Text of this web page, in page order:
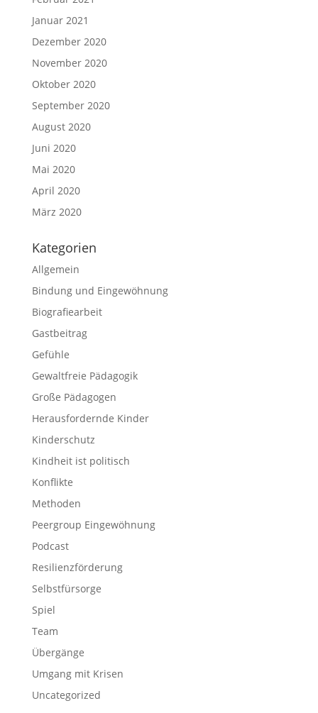
Januar 2021
Dezember 2020
November 2020
Oktober 2020
September 2020
August 2020
Juni 2020
Mai 2020
April 2020
März 2020
Kategorien
Allgemein
Bindung und Eingewöhnung
Biografiearbeit
Gastbeitrag
Gefühle
Gewaltfreie Pädagogik
Große Pädagogen
Herausfordernde Kinder
Kinderschutz
Kindheit ist politisch
Konflikte
Methoden
Peergroup Eingewöhnung
Podcast
Resilienzförderung
Selbstfürsorge
Spiel
Team
Übergänge
Umgang mit Krisen
Uncategorized